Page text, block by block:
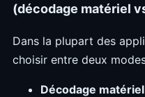
(décodage matériel
Dans la plupart des
choisir entre deux
Décodage